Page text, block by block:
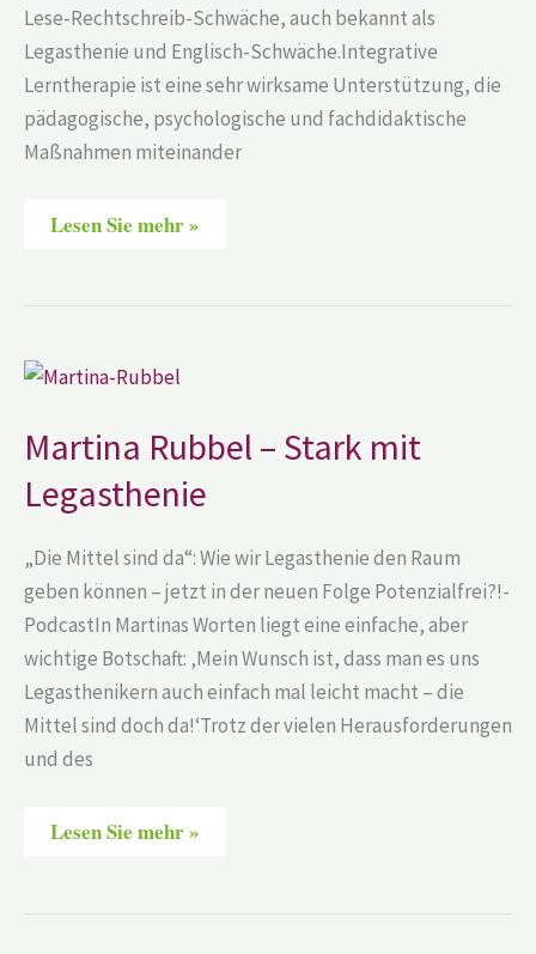
Lese-Rechtschreib-Schwäche, auch bekannt als
Legasthenie und Englisch-Schwäche.Integrative
Lerntherapie ist eine sehr wirksame Unterstützung, die
pädagogische, psychologische und fachdidaktische
Maßnahmen miteinander
Lesen Sie mehr »
Martina Rubbel – Stark mit
Legasthenie
„Die Mittel sind da“: Wie wir Legasthenie den Raum
geben können – jetzt in der neuen Folge Potenzialfrei?!-
PodcastIn Martinas Worten liegt eine einfache, aber
wichtige Botschaft: ‚Mein Wunsch ist, dass man es uns
Legasthenikern auch einfach mal leicht macht – die
Mittel sind doch da!‘Trotz der vielen Herausforderungen
und des
Martina
Rubbel
Stark
mit
Legasthenie
Lesen Sie mehr »